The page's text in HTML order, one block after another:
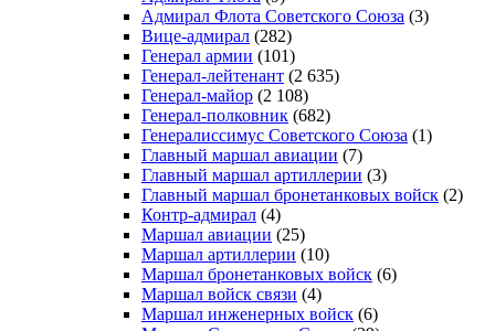
Адмирал Флота Советского Союза (3)
Вице-адмирал (282)
Генерал армии (101)
Генерал-лейтенант (2 635)
Генерал-майор (2 108)
Генерал-полковник (682)
Генералиссимус Советского Союза (1)
Главный маршал авиации (7)
Главный маршал артиллерии (3)
Главный маршал бронетанковых войск (2)
Контр-адмирал (4)
Маршал авиации (25)
Маршал артиллерии (10)
Маршал бронетанковых войск (6)
Маршал войск связи (4)
Маршал инженерных войск (6)